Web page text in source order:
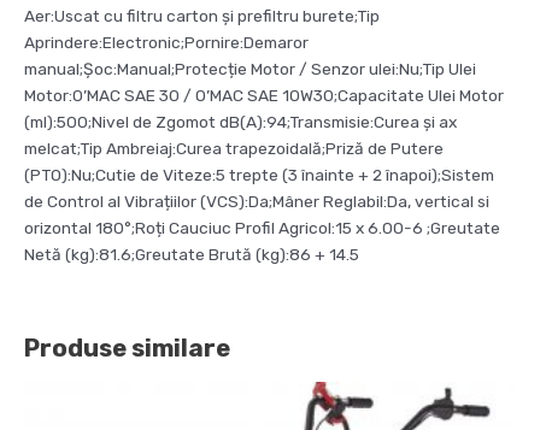
Aer:Uscat cu filtru carton și prefiltru burete;Tip
Aprindere:Electronic;Pornire:Demaror
manual;Șoc:Manual;Protecție Motor / Senzor ulei:Nu;Tip Ulei
Motor:O’MAC SAE 30 / O’MAC SAE 10W30;Capacitate Ulei Motor
(ml):500;Nivel de Zgomot dB(A):94;Transmisie:Curea și ax
melcat;Tip Ambreiaj:Curea trapezoidală;Priză de Putere
(PTO):Nu;Cutie de Viteze:5 trepte (3 înainte + 2 înapoi);Sistem
de Control al Vibrațiilor (VCS):Da;Mâner Reglabil:Da, vertical si
orizontal 180°;Roți Cauciuc Profil Agricol:15 x 6.00-6 ;Greutate
Netă (kg):81.6;Greutate Brută (kg):86 + 14.5
Produse similare